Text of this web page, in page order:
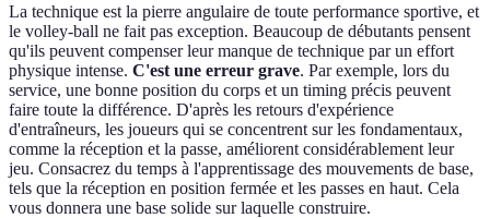
La technique est la pierre angulaire de toute performance sportive, et
le volley-ball ne fait pas exception. Beaucoup de débutants pensent
qu'ils peuvent compenser leur manque de technique par un effort
physique intense. C'est une erreur grave. Par exemple, lors du
service, une bonne position du corps et un timing précis peuvent
faire toute la différence. D'après les retours d'expérience
d'entraîneurs, les joueurs qui se concentrent sur les fondamentaux,
comme la réception et la passe, améliorent considérablement leur
jeu. Consacrez du temps à l'apprentissage des mouvements de base,
tels que la réception en position fermée et les passes en haut. Cela
vous donnera une base solide sur laquelle construire.